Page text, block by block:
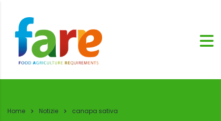
Home Notizie canapa sativa